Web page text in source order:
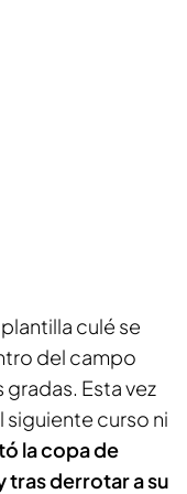
culé se
del campo
gradas. Esta vez
siguiente curso ni
la copa de
tras derrotar a su